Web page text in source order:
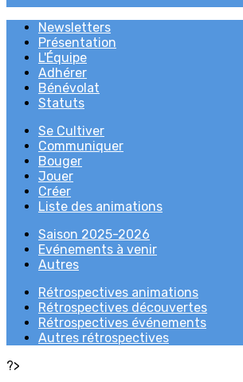
Newsletters
Présentation
L'Équipe
Adhérer
Bénévolat
Statuts
Se Cultiver
Communiquer
Bouger
Jouer
Créer
Liste des animations
Saison 2025-2026
Evénements à venir
Autres
Rétrospectives animations
Rétrospectives découvertes
Rétrospectives événements
Autres rétrospectives
?>